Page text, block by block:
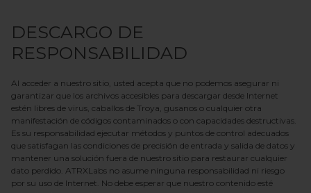
DESCARGO DE
RESPONSABILIDAD
Al acceder a nuestro sitio, usted acepta que no podemos asegurar ni
garantizar que los archivos accesibles para descargar desde Internet
estén libres de virus, caballos de Troya, gusanos o cualquier otra
manifestación de códigos contaminados o con capacidades destructivas.
Es su responsabilidad ejecutar métodos y puntos de control adecuados
que satisfagan las condiciones de precisión de entrada y salida de datos y
mantener una solución fuera de nuestro sitio para restaurar cualquier
dato perdido. ATRXLabs no asume ninguna responsabilidad ni riesgo
por su uso de Internet. No debe esperar que nuestro contenido esté